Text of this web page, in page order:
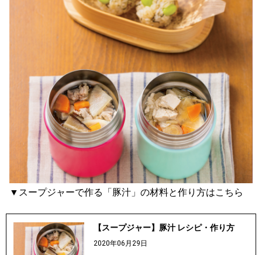
▼スープジャーで作る「豚汁」の材料と作り方はこちら
【スープジャー】豚汁 レシピ・作り方
2020年06月29日